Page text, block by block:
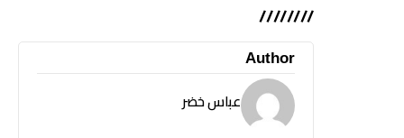
////////
Author
عباس خضر